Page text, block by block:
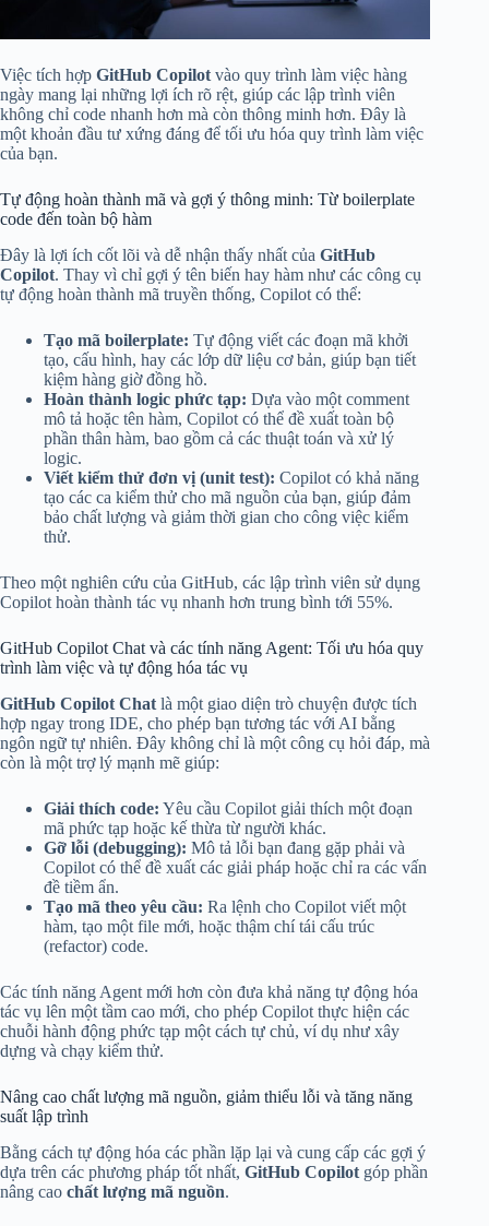
Việc tích hợp GitHub Copilotvào quy trình làm việc hàng
ngày mang lại những lợi ích rõ rệt, giúp các lập trình viên
không chỉ code nhanh hơn mà còn thông minh hơn. Đây là
một khoản đầu tư xứng đáng để tối ưu hóa quy trình làm việc
của bạn.
Tự động hoàn thành mã và gợi ý thông minh: Từ boilerplate
code đến toàn bộ hàm
Đây là lợi ích cốt lõi và dễ nhận thấy nhất của GitHub
Copilot. Thay vì chỉ gợi ý tên biến hay hàm như các công cụ
tự động hoàn thành mã truyền thống, Copilot có thể:
Tạo mã boilerplate: Tự động viết các đoạn mã khởi
tạo, cấu hình, hay các lớp dữ liệu cơ bản, giúp bạn tiết
kiệm hàng giờ đồng hồ.
Hoàn thành logic phức tạp: Dựa vào một comment
mô tả hoặc tên hàm, Copilot có thể đề xuất toàn bộ
phần thân hàm, bao gồm cả các thuật toán và xử lý
logic.
Viết kiểm thử đơn vị (unit test): Copilot có khả năng
tạo các ca kiểm thử cho mã nguồn của bạn, giúp đảm
bảo chất lượng và giảm thời gian cho công việc kiểm
thử.
Theo một nghiên cứu của GitHub, các lập trình viên sử dụng
Copilot hoàn thành tác vụ nhanh hơn trung bình tới 55%.
GitHub Copilot Chat và các tính năng Agent: Tối ưu hóa quy
trình làm việc và tự động hóa tác vụ
GitHub Copilot Chat là một giao diện trò chuyện được tích
hợp ngay trong IDE, cho phép bạn tương tác với AI bằng
ngôn ngữ tự nhiên. Đây không chỉ là một công cụ hỏi đáp, mà
còn là một trợ lý mạnh mẽ giúp:
Giải thích code: Yêu cầu Copilot giải thích một đoạn
mã phức tạp hoặc kế thừa từ người khác.
Gỡ lỗi (debugging): Mô tả lỗi bạn đang gặp phải và
Copilot có thể đề xuất các giải pháp hoặc chỉ ra các vấn
đề tiềm ẩn.
Tạo mã theo yêu cầu: Ra lệnh cho Copilot viết một
hàm, tạo một file mới, hoặc thậm chí tái cấu trúc
(refactor) code.
Các tính năng Agent mới hơn còn đưa khả năng tự động hóa
tác vụ lên một tầm cao mới, cho phép Copilot thực hiện các
chuỗi hành động phức tạp một cách tự chủ, ví dụ như xây
dựng và chạy kiểm thử.
Nâng cao chất lượng mã nguồn, giảm thiểu lỗi và tăng năng
suất lập trình
Bằng cách tự động hóa các phần lặp lại và cung cấp các gợi ý
dựa trên các phương pháp tốt nhất, GitHub Copilot góp phần
nâng cao chất lượng mã nguồn.